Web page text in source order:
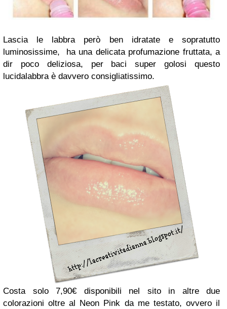
Lascia le labbra però ben idratate e sopratutto
luminosissime, ha una delicata profumazione fruttata, a
dir poco deliziosa, per baci super golosi questo
lucidalabbra è davvero consigliatissimo.
Costa solo 7,90€ disponibili nel sito in altre due
colorazioni oltre al Neon Pink da me testato, ovvero il